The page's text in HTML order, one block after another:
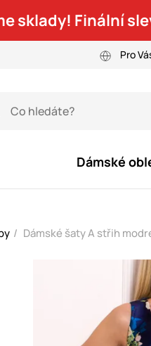
sklady! Finální
Pro
Dámské
Dámské šaty A střih